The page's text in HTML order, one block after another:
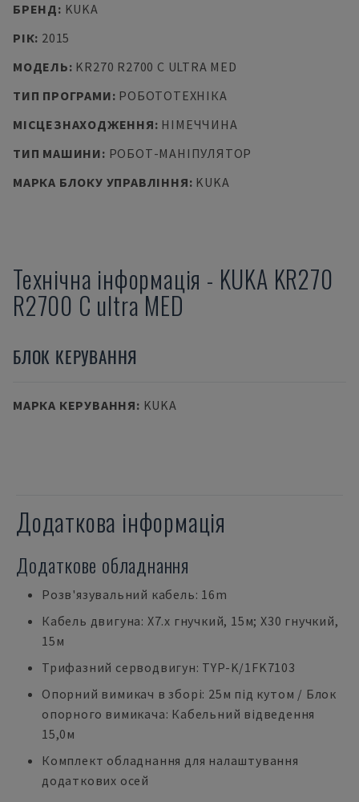
БРЕНД: KUKA
РІК: 2015
МОДЕЛЬ: KR270 R2700 C ULTRA MED
ТИП ПРОГРАМИ: РОБОТОТЕХНІКА
МІСЦЕЗНАХОДЖЕННЯ: НІМЕЧЧИНА
ТИП МАШИНИ: РОБОТ-МАНІПУЛЯТОР
МАРКА БЛОКУ УПРАВЛІННЯ: KUKA
Технічна інформація - KUKA KR270
R2700 C ultra MED
БЛОК КЕРУВАННЯ
МАРКА КЕРУВАННЯ: KUKA
Додаткова інформація
Додаткове обладнання
Розв'язувальний кабель: 16m
Кабель двигуна: X7.x гнучкий, 15м; X30 гнучкий,
15м
Трифазний серводвигун: TYP-K/1FK7103
Опорний вимикач в зборі: 25м під кутом / Блок
опорного вимикача: Кабельний відведення
15,0м
Комплект обладнання для налаштування
додаткових осей